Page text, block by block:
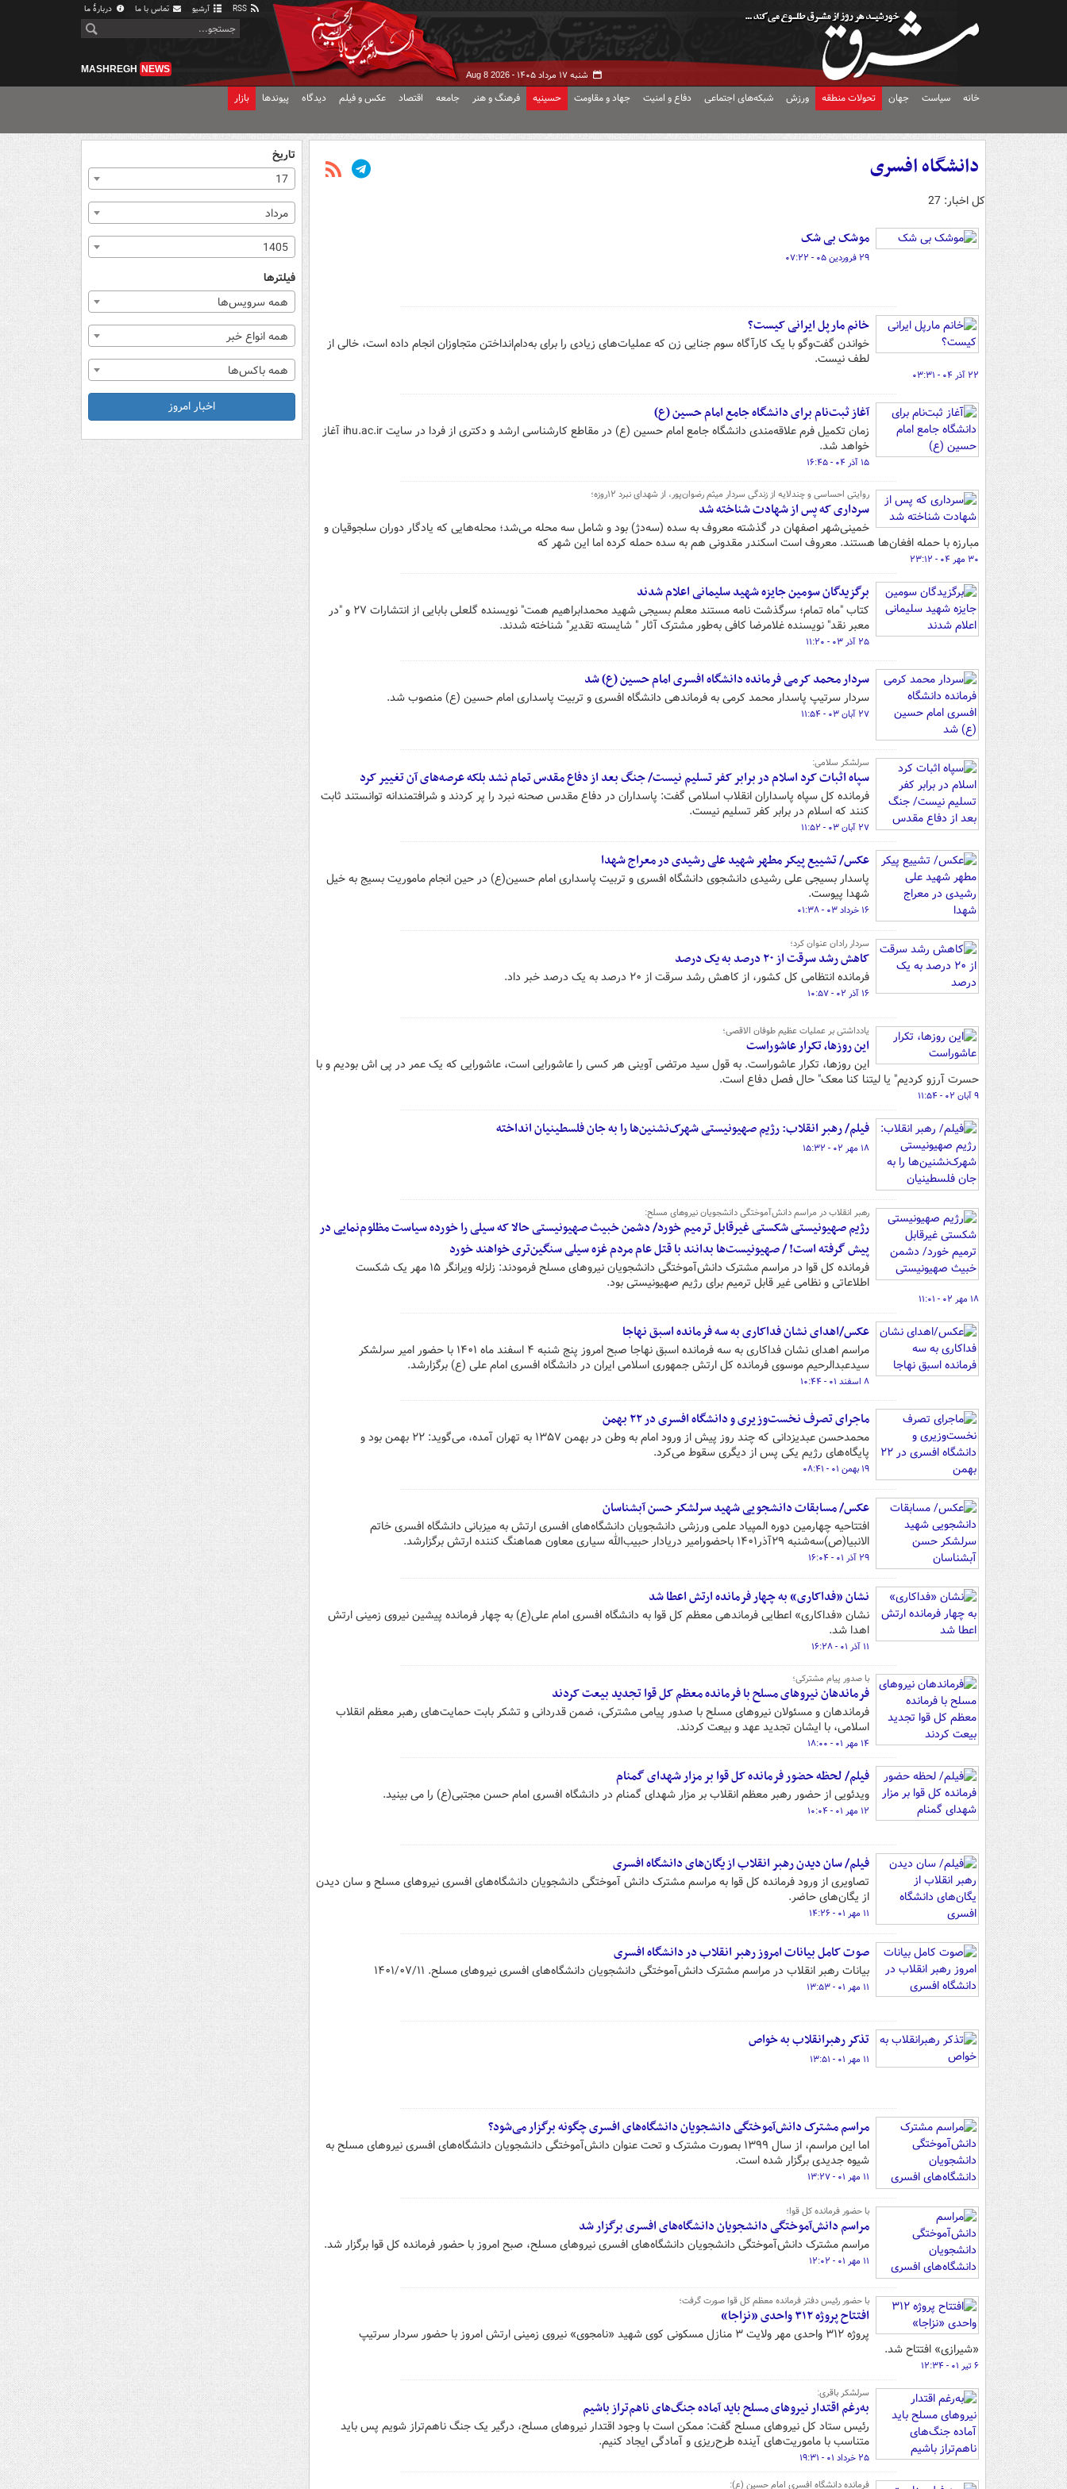
آرشیو تماس با ما دربارهٔ ما
شنبه ۱۷ مرداد ۱۴۰۵ - Aug 8 2026
MASHREGH NEWS
خانه سیاست جهان تحولات منطقه ورزش شبکه‌های اجتماعی دفاع و امنیت جهاد و مقاومت حسینیه فرهنگ و هنر جامعه اقتصاد عکس و فیلم دیدگاه پیوندها بازار
دانشگاه افسری
کل اخبار: 27
موشک بی شک
۲۹ فروردین ۰۵ - ۰۷:۲۲
خانم مارپل ایرانی کیست؟
خواندن گفت‌وگو با یک کارآگاه سوم جنایی زن که عملیات‌های زیادی را برای به‌دام‌انداختن متجاوزان انجام داده است، خالی از
لطف نیست.
۲۲ آذر ۰۴ - ۰۳:۳۱
آغاز ثبت‌نام برای دانشگاه جامع امام حسین (ع)
زمان تکمیل فرم علاقه‌مندی دانشگاه جامع امام حسین (ع) در مقاطع کارشناسی ارشد و دکتری از فردا در سایت ihu.ac.ir آغاز
خواهد شد.
۱۵ آذر ۰۴ - ۱۶:۴۵
روایتی احساسی و چندلایه از زندگی سردار میثم رضوان‌پور، ‌از شهدای نبرد ۱۲روزه؛
سرداری که پس از شهادت شناخته شد
خمینی‌شهر اصفهان در گذشته معروف به سده (سه‌دژ) بود و شامل سه محله می‌شد؛ محله‌هایی که یادگار دوران سلجوقیان و
مبارزه با حمله افغان‌ها هستند. معروف است اسکندر مقدونی هم به سده حمله کرده اما این شهر که
۳۰ مهر ۰۴ - ۲۳:۱۲
برگزیدگان سومین جایزه شهید سلیمانی اعلام شدند
کتاب "ماه تمام؛ سرگذشت نامه مستند معلم بسیجی شهید محمدابراهیم همت" نویسنده گلعلی بابایی از انتشارات ۲۷ و "در
معبر نقد" نویسنده غلامرضا کافی به‌طور مشترک آثار " شایسته تقدیر" شناخته شدند.
۲۵ آذر ۰۳ - ۱۱:۲۰
سردار محمد کرمی فرمانده دانشگاه افسری امام حسین (ع) شد
سردار سرتیپ پاسدار محمد کرمی به فرماندهی دانشگاه افسری و تربیت پاسداری امام حسین (ع) منصوب شد.
۲۷ آبان ۰۳ - ۱۱:۵۴
سرلشکر سلامی:
سپاه اثبات کرد اسلام در برابر کفر تسلیم نیست/ جنگ بعد از دفاع مقدس تمام نشد بلکه عرصه‌های آن تغییر کرد
فرمانده کل سپاه پاسداران انقلاب اسلامی گفت: پاسداران در دفاع مقدس صحنه نبرد را پر کردند و شرافتمندانه توانستند ثابت
کنند که اسلام در برابر کفر تسلیم نیست.
۲۷ آبان ۰۳ - ۱۱:۵۲
عکس/ تشییع پیکر مطهر شهید علی رشیدی در معراج شهدا
پاسدار بسیجی علی رشیدی دانشجوی دانشگاه افسری و تربیت پاسداری امام حسین(ع) در حین انجام ماموریت بسیج به خیل
شهدا پیوست.
۱۶ خرداد ۰۳ - ۰۱:۳۸
سردار رادان عنوان کرد؛
کاهش رشد سرقت از ۲۰ درصد به یک درصد
فرمانده انتظامی کل کشور، از کاهش رشد سرقت از ۲۰ درصد به یک درصد خبر داد.
۱۶ آذر ۰۲ - ۱۰:۵۷
یادداشتی بر عملیات عظیم طوفان الاقصی؛
این روزها، تکرار عاشوراست
این روزها، تکرار عاشوراست. به قول سید مرتضی آوینی هر کسی را عاشورایی است، عاشورایی که یک عمر در پی اش بودیم و با
حسرت آرزو کردیم" یا لیتنا کنا معک" حال فصل دفاع است.
۹ آبان ۰۲ - ۱۱:۵۴
فیلم/ رهبر انقلاب: رژیم صهیونیستی شهرک‌نشنین‌ها را به جان فلسطینیان انداخته
۱۸ مهر ۰۲ - ۱۵:۳۲
رهبر انقلاب در مراسم دانش‌آموختگی دانشجویان نیروهای مسلح:
رژیم صهیونیستی شکستی غیرقابل ترمیم خورد/ دشمن خبیث صهیونیستی حالا که سیلی را خورده سیاست مظلوم‌نمایی در
پیش گرفته است! / صهیونیست‌ها بدانند با قتل عام مردم غزه سیلی سنگین‌تری خواهند خورد
فرمانده کل قوا در مراسم مشترک دانش‌آموختگی دانشجویان نیروهای مسلح فرمودند: زلزله ویرانگر ۱۵ مهر یک شکست
اطلاعاتی و نظامی غیر قابل ترمیم برای رژیم صهیونیستی بود.
۱۸ مهر ۰۲ - ۱۱:۰۱
عکس/اهدای نشان فداکاری به سه فرمانده اسبق نهاجا
مراسم اهدای نشان فداکاری به سه فرمانده اسبق نهاجا صبح امروز پنج شنبه ۴ اسفند ماه ۱۴۰۱ با حضور امیر سرلشکر
سیدعبدالرحیم موسوی فرمانده کل ارتش جمهوری اسلامی ایران در دانشگاه افسری امام علی (ع) برگزارشد.
۸ اسفند ۰۱ - ۱۰:۴۴
ماجرای تصرف نخست‌وزیری و دانشگاه افسری در ۲۲ بهمن
محمدحسن عبدیزدانی که چند روز پیش از ورود امام به وطن در بهمن ۱۳۵۷ به تهران آمده، می‌گوید: ۲۲ بهمن بود و
پایگاه‌های رژیم یکی پس از دیگری سقوط می‌کرد.
۱۹ بهمن ۰۱ - ۰۸:۴۱
عکس/ مسابقات دانشجویی شهید سرلشکر حسن آبشناسان
افتتاحیه چهارمین دوره المپیاد علمی ورزشی دانشجویان دانشگاه‌های افسری ارتش به میزبانی دانشگاه افسری خاتم
الانبیا(ص)سه‌شنبه ۲۹آذر۱۴۰۱ باحضورامیر دریادار حبیب‌الله سیاری معاون هماهنگ کننده ارتش برگزارشد.
۲۹ آذر ۰۱ - ۱۶:۰۴
نشان «فداکاری» به چهار فرمانده ارتش اعطا شد
نشان «فداکاری» اعطایی فرماندهی معظم کل قوا به دانشگاه افسری امام علی(ع) به چهار فرمانده پیشین نیروی زمینی ارتش
اهدا شد.
۱۱ آذر ۰۱ - ۱۶:۲۸
با صدور پیام مشترکی؛
فرماندهان نیروهای مسلح با فرمانده معظم کل قوا تجدید بیعت کردند
فرماندهان و مسئولان نیروهای مسلح با صدور پیامی مشترکی، ضمن قدردانی و تشکر بابت حمایت‌های رهبر معظم انقلاب
اسلامی، با ایشان تجدید عهد و بیعت کردند.
۱۴ مهر ۰۱ - ۱۸:۰۰
فیلم/ لحظه حضور فرمانده کل قوا بر مزار شهدای گمنام
ویدئویی از حضور رهبر معظم انقلاب بر مزار شهدای گمنام در دانشگاه افسری امام حسن مجتبی(ع) را می بینید.
۱۲ مهر ۰۱ - ۱۰:۰۴
فیلم/ سان دیدن رهبر انقلاب از یگان‌های دانشگاه افسری
تصاویری از ورود فرمانده کل قوا به مراسم مشترک دانش آموختگی دانشجویان دانشگاه‌های افسری نیروهای مسلح و سان دیدن
از یگان‌های حاضر.
۱۱ مهر ۰۱ - ۱۴:۲۶
صوت کامل بیانات امروز رهبر انقلاب در دانشگاه افسری
بیانات رهبر انقلاب در مراسم مشترک دانش‌آموختگی دانشجویان دانشگاه‌های افسری نیروهای مسلح. ۱۴۰۱/۰۷/۱۱
۱۱ مهر ۰۱ - ۱۳:۵۳
تذکر رهبرانقلاب به خواص
۱۱ مهر ۰۱ - ۱۳:۵۱
مراسم مشترک دانش‌آموختگی دانشجویان دانشگاه‌های افسری چگونه برگزار می‌شود؟
اما این مراسم، از سال ۱۳۹۹ بصورت مشترک و تحت عنوان دانش‌آموختگی دانشجویان دانشگاه‌های افسری نیروهای مسلح به
شیوه جدیدی برگزار شده است.
۱۱ مهر ۰۱ - ۱۳:۲۷
با حضور فرمانده کل قوا؛
مراسم دانش‌آموختگی دانشجویان دانشگاه‌های افسری برگزار شد
مراسم مشترک دانش‌آموختگی دانشجویان دانشگاه‌های افسری نیروهای مسلح، صبح امروز با حضور فرمانده کل قوا برگزار شد.
۱۱ مهر ۰۱ - ۱۲:۰۲
با حضور رئیس دفتر فرمانده معظم کل قوا صورت گرفت؛
افتتاح پروژه ۳۱۲ واحدی «نزاجا»
پروژه ۳۱۲ واحدی مهر ولایت ۳ منازل مسکونی کوی شهید «نامجوی» نیروی زمینی ارتش امروز با حضور سردار سرتیپ
«شیرازی» افتتاح شد.
۶ تیر ۰۱ - ۱۲:۳۴
سرلشکر باقری:
به‌رغم اقتدار نیروهای مسلح باید آماده جنگ‌های ناهم‌تراز باشیم
رئیس ستاد کل نیروهای مسلح گفت: ممکن است با وجود اقتدار نیروهای مسلح، درگیر یک جنگ ناهم‌تراز شویم پس باید
متناسب با ماموریت‌های آینده طرح‌ریزی و آمادگی ایجاد کنیم.
۲۵ خرداد ۰۱ - ۱۹:۳۱
فرمانده دانشگاه افسری امام حسین (ع):
تاریخ
17
مرداد
1405
فیلترها
همه سرویس‌ها
همه انواع خبر
همه باکس‌ها
اخبار امروز